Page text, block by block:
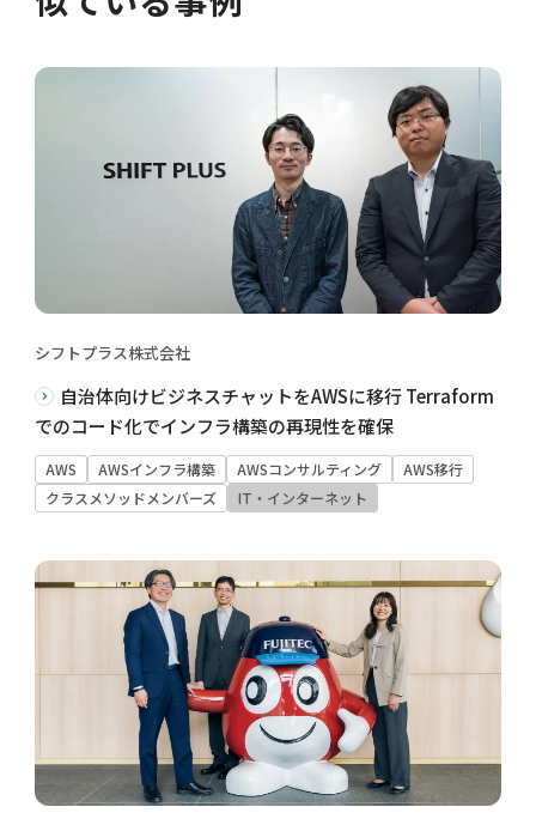
シフトプラス株式会社
自治体向けビジネスチャットをAWSに移行 Terraform
でのコード化でインフラ構築の再現性を確保
AWS AWSインフラ構築 AWSコンサルティング
AWS移行
クラスメソッドメンバーズ
IT・インターネット